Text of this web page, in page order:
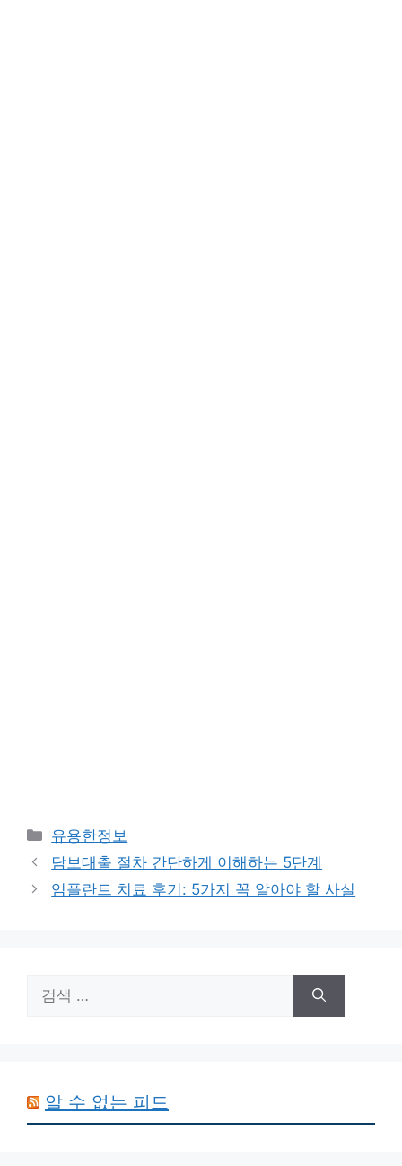
카
테
리
유용한정보
담보대출 절차 간단하게 이해하는 5단계
임플란트 치료 후기: 5가지 꼭 알아야 할 사실
색:
알 수 없는 피드